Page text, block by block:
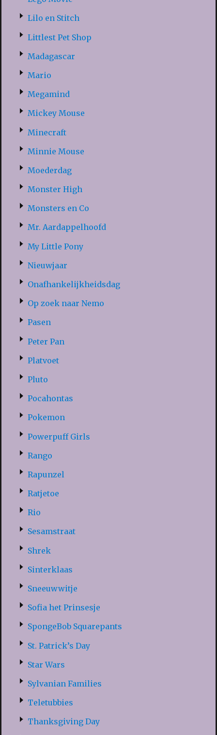
Lilo en Stitch
Littlest Pet Shop
Madagascar
Mario
Megamind
Mickey Mouse
Minecraft
Minnie Mouse
Moederdag
Monster High
Monsters en Co
Mr. Aardappelhoofd
My Little Pony
Nieuwjaar
Onafhankelijkheidsdag
Op zoek naar Nemo
Pasen
Peter Pan
Platvoet
Pluto
Pocahontas
Pokemon
Powerpuff Girls
Rango
Rapunzel
Ratjetoe
Rio
Sesamstraat
Shrek
Sinterklaas
Sneeuwwitje
Sofia het Prinsesje
SpongeBob Squarepants
St. Patrick’s Day
Star Wars
Sylvanian Families
Teletubbies
Thanksgiving Day